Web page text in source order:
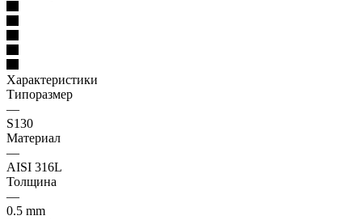
Характеристики
Типоразмер
—
S130
Материал
—
AISI 316L
Толщина
—
0.5 mm